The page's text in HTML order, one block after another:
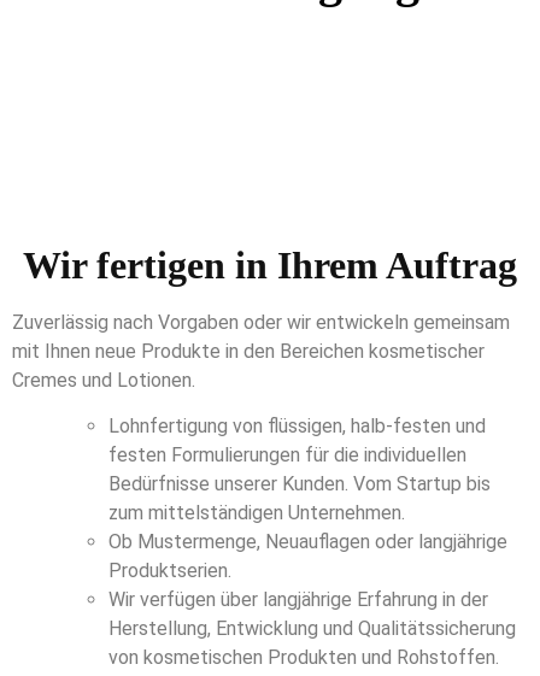
Wir fertigen in Ihrem Auftrag
Zuverlässig nach Vorgaben oder wir entwickeln gemeinsam
mit Ihnen neue Produkte in den Bereichen kosmetischer
Cremes und Lotionen.
Lohnfertigung von flüssigen, halb-festen und
festen Formulierungen für die individuellen
Bedürfnisse unserer Kunden. Vom Startup bis
zum mittelständigen Unternehmen.
Ob Mustermenge, Neuauflagen oder langjährige
Produktserien.
Wir verfügen über langjährige Erfahrung in der
Herstellung, Entwicklung und Qualitätssicherung
von kosmetischen Produkten und Rohstoffen.